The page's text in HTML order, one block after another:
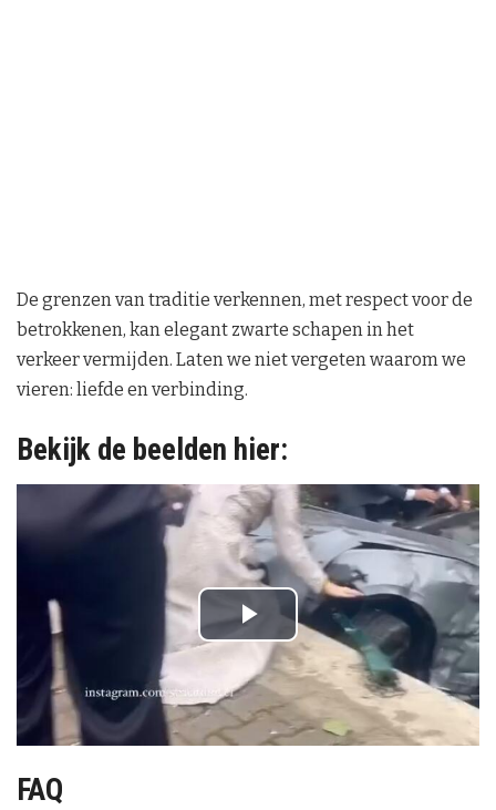
De grenzen van traditie verkennen, met respect voor de
betrokkenen, kan elegant zwarte schapen in het
verkeer vermijden. Laten we niet vergeten waarom we
vieren: liefde en verbinding.
Bekijk de beelden hier:
P
l
a
FAQ